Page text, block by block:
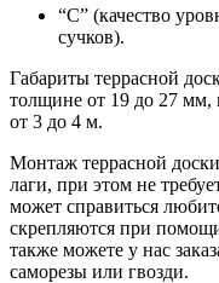
“С” (качество
сучков).
Габариты террасной
толщине от 19 до 27
от 3 до 4 м.
Монтаж террасной
лаги, при этом не
может справиться
скрепляются при
также можете у нас
саморезы или гвозди.